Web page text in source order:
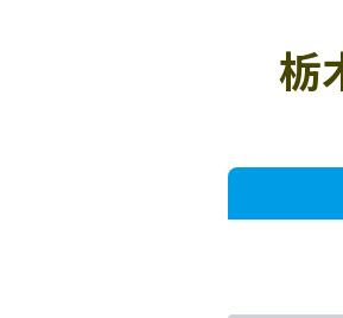
栃